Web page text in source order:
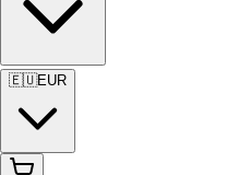
🇪🇺EUR